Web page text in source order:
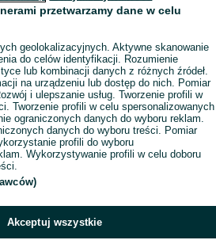
przetwarzamy dane w celu
geolokalizacyjnych. Aktywne skanowanie
do celów identyfikacji. Rozumienie
lub kombinacji danych z różnych źródeł.
na urządzeniu lub dostęp do nich. Pomiar
i ulepszanie usług. Tworzenie profili w
Tworzenie profili w celu spersonalizowanych
ograniczonych danych do wyboru reklam.
danych do wyboru treści. Pomiar
profili do wyboru
Wykorzystywanie profili w celu doboru
Akceptuj wszystkie